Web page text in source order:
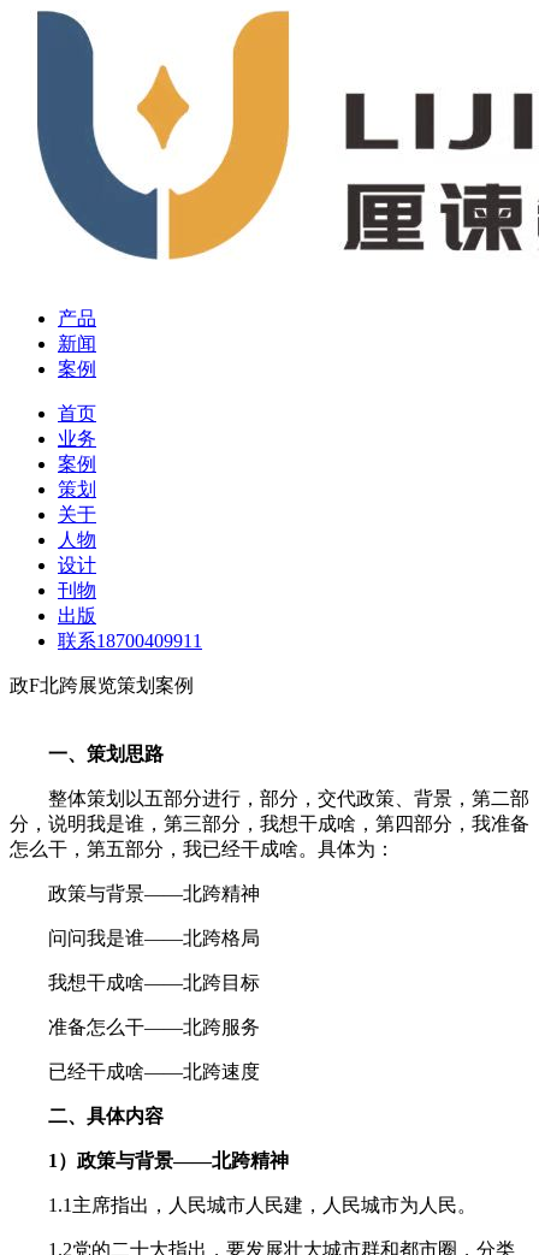
产品
新闻
案例
首页
业务
案例
策划
关于
人物
设计
刊物
出版
联系18700409911
政F北跨展览策划案例
一、策划思路
整体策划以五部分进行，部分，交代政策、背景，第二部
分，说明我是谁，第三部分，我想干成啥，第四部分，我准备
怎么干，第五部分，我已经干成啥。具体为：
政策与背景——北跨精神
问问我是谁——北跨格局
我想干成啥——北跨目标
准备怎么干——北跨服务
已经干成啥——北跨速度
二、具体内容
1）政策与背景——北跨精神
1.1主席指出，人民城市人民建，人民城市为人民。
1.2党的二十大指出，要发展壮大城市群和都市圈，分类